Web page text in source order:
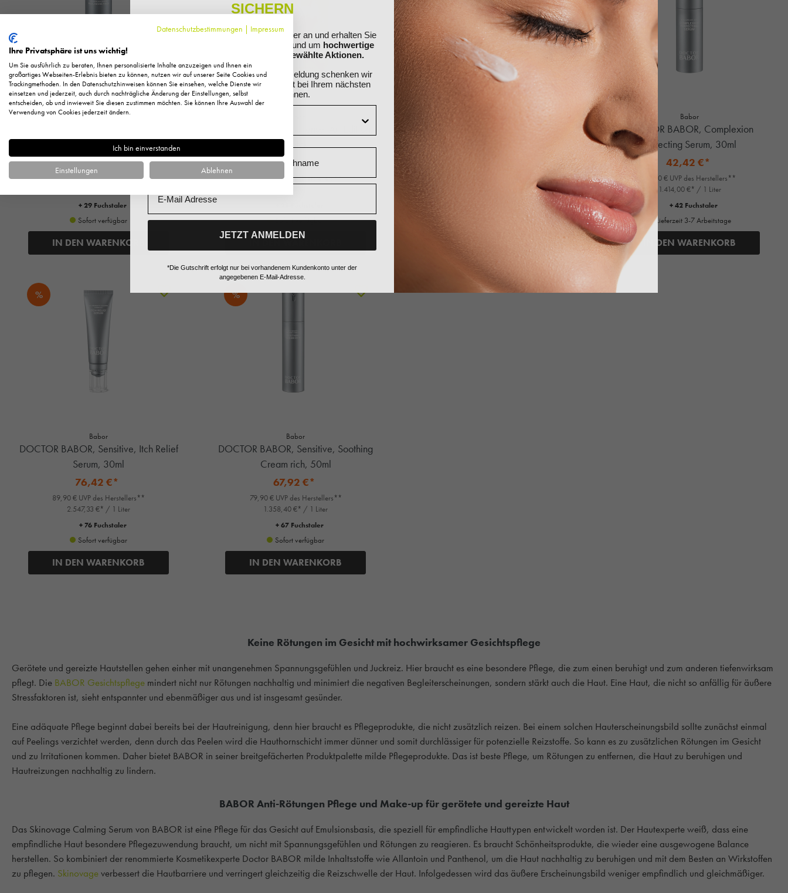
Babor
Rebalancing Toner, 200ml
29,67 €*
34,90 € UVP des Herstellers**
+ 29 Fuchstaler
Sofort verfügbar
IN DEN WARENKORB
1 Stck
28,82 €*
33,90 € UVP des Herstellers**
Sofort verfügbar
Vitamin Glow Ampullenset Art Edition,
33,90 € UVP des Herstellers**
IN DEN WARENKORB
Babor
DOCTOR BABOR, Complexion
Perfecting Serum, 30ml
42,42 €*
49,90 € UVP des Herstellers**
1.414,00 €* / 1 Liter
+ 42 Fuchstaler
Lieferzeit 3-7 Arbeitstage
IN DEN WARENKORB
%
Babor
DOCTOR BABOR, Sensitive, Itch Relief
Serum, 30ml
76,42 €*
89,90 € UVP des Herstellers**
2.547,33 €* / 1 Liter
+ 76 Fuchstaler
Sofort verfügbar
IN DEN WARENKORB
%
Babor
DOCTOR BABOR, Sensitive, Soothing
Cream rich, 50ml
67,92 €*
79,90 € UVP des Herstellers**
1.358,40 €* / 1 Liter
+ 67 Fuchstaler
Sofort verfügbar
IN DEN WARENKORB
Keine Rötungen im Gesicht mit hochwirksamer Gesichtspflege
Gerötete und gereizte Hautstellen gehen einher mit unangenehmen Spannungsgefühlen und Juckreiz. Hier braucht es eine besondere Pflege, die zum einen beruhigt und zum anderen tiefenwirksam
pflegt. Die BABOR Gesichtspflege mindert nicht nur Rötungen nachhaltig und minimiert die negativen Begleiterscheinungen, sondern stärkt auch die Haut. Eine Haut, die nicht so anfällig für äußere
Stressfaktoren ist, sieht entspannter und ebenmäßiger aus und ist insgesamt gesünder.
Eine adäquate Pflege beginnt dabei bereits bei der Hautreinigung, denn hier braucht es Pflegeprodukte, die nicht zusätzlich reizen. Bei einem solchen Hauterscheinungsbild sollte zunächst einmal
auf Peelings verzichtet werden, denn durch das Peelen wird die Hauthornschicht immer dünner und somit durchlässiger für potenzielle Reizstoffe. So kann es zu zusätzlichen Rötungen im Gesicht
und zu Irritationen kommen. Daher bietet BABOR in seiner breitgefächerten Produktpalette milde Pflegeprodukte. Das ist beste Pflege, um Rötungen zu entfernen, die Haut zu beruhigen und
Hautreizungen nachhaltig zu lindern.
BABOR Anti-Rötungen Pflege und Make-up für gerötete und gereizte Haut
Das Skinovage Calming Serum von BABOR ist eine Pflege für das Gesicht auf Emulsionsbasis, die speziell für empfindliche Hauttypen entwickelt worden ist. Der Hautexperte weiß, dass eine
empfindliche Haut besondere Pflegezuwendung braucht, um nicht mit Spannungsgefühlen und Rötungen zu reagieren. Es braucht Schönheitsprodukte, die wieder eine ausgewogene Balance
herstellen. So kombiniert der renommierte Kosmetikexperte Doctor BABOR milde Inhaltsstoffe wie Allantoin und Panthenol, um die Haut nachhaltig zu beruhigen und mit dem Besten an Wirkstoffen
zu pflegen. Skinovageverbessert die Hautbarriere und verringert gleichzeitig die Reizschwelle der Haut. Infolgedessen wird das äußere Erscheinungsbild weniger empfindlich und gleichmäßiger.
SICHERN
Melden Sie sich zu unserem Newsletter an und erhalten Sie
regelmäßig exklusive Informationen rund um hochwertige
Pflege, neue Produkte und ausgewählte Aktionen.
Als kleines Dankeschön für Ihre Anmeldung schenken wir
Ihnen150 Fuchstaler*, die Sie direkt bei Ihrem nächsten
Einkauf einlösen können.
Vorname
JETZT ANMELDEN
*Die Gutschrift erfolgt nur bei vorhandenem Kundenkonto unter der
angegebenen E-Mail-Adresse.
Datenschutzbestimmungen | Impressum
Ihre Privatsphäre ist uns wichtig!
Um Sie ausführlich zu beraten, Ihnen personalisierte Inhalte anzuzeigen und Ihnen ein
großartiges Webseiten-Erlebnis bieten zu können, nutzen wir auf unserer Seite Cookies und
Trackingmethoden. In den Datenschutzhinweisen können Sie einsehen, welche Dienste wir
einsetzen und jederzeit, auch durch nachträgliche Änderung der Einstellungen, selbst
entscheiden, ob und inwieweit Sie diesen zustimmen möchten. Sie können Ihre Auswahl der
Verwendung von Cookies jederzeit ändern.
Ich bin einverstanden
Einstellungen Ablehnen